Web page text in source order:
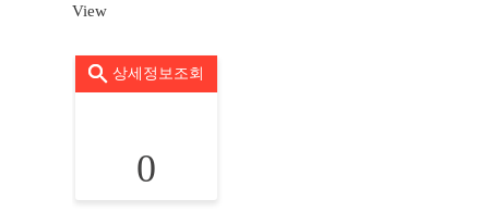
View
상세정보조회
0